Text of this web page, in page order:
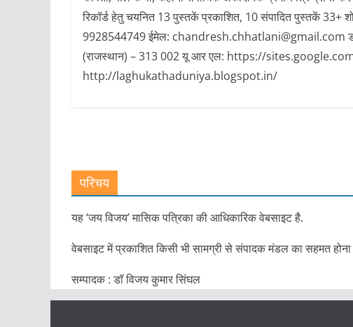
रिकॉर्ड हेतु चयनित 13 पुस्तकें प्रकाशित, 10 संपादित पुस्तकें 33+
9928544749 ईमेल: chandresh.chhatlani@gmail.com
(राजस्थान) – 313 002 यू आर एल: https://
http://laghukathaduniya.blogspot.in/
परिचय
यह ‘जय विजय’ मासिक पत्रिका की आधिकारिक वेबसाइट है.
वेबसाइट में प्रकाशित किसी भी सामग्री से संपादक मंडल का सहमत
सम्पादक : डाॅ विजय कुमार सिंघल